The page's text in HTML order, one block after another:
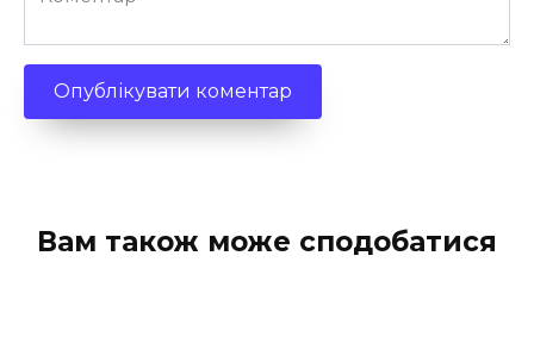
Вам також може сподобатися